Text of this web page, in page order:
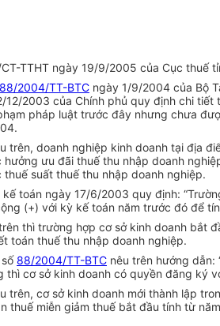
CT-TTHT ngày 19/9/2005 của Cục
88/2004/TT-BTC ngày 1/9/2004 của Bộ
12/2003 của Chính phủ quy định chi
pháp luật trước đây nhưng chưa
trên, doanh nghiệp kinh doanh tại địa
ưu đãi thuế thu nhập doanh
suất thuế thu nhập doanh nghiệp.
kế toán ngày 17/6/2003 quy định:
(+) với kỳ kế toán năm trước đó để
thì trường hợp cơ sở kinh doanh bắt
toán thuế thu nhập doanh nghiệp.
số88/2004/TT-BTC nêu trên hướng dẫn:
thì cơ sở kinh doanh có quyền đăng ký
trên, cơ sở kinh doanh mới thành lập
thuế miễn giảm thuế bắt đầu tính từ